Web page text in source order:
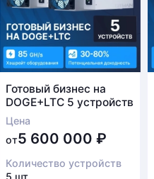
Готовый бизнес на
DOGE+LTC 5 устройств
Цена
от5 600 000₽
Количество устройств
5 шт.